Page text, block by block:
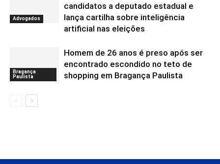
Advogados
candidatos a deputado estadual e
lança cartilha sobre inteligência
artificial nas eleições
Bragança
Paulista
Homem de 26 anos é preso após ser
encontrado escondido no teto de
shopping em Bragança Paulista